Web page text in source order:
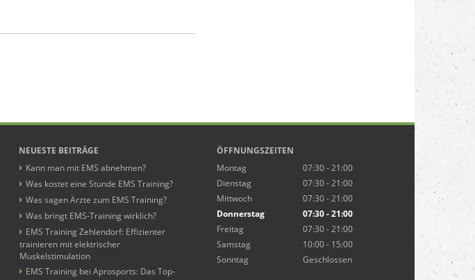
NEUESTE BEITRÄGE
Kann man mit EMS abnehmen?
Was kostet eine Stunde EMS Training?
Was sagen Ärzte zum EMS Training?
Was bringt EMS-Training wirklich?
EMS Training Zehlendorf: Effizienter
trainieren mit elektrischer
Muskelstimulation
EMS Training bei Aprosports: Das Top-
ÖFFNUNGSZEITEN
Montag
07:30 - 21:00
Dienstag
07:30 - 21:00
Mittwoch
07:30 - 21:00
Donnerstag
07:30 - 21:00
Freitag
07:30 - 21:00
Samstag
10:00 - 15:00
Sonntag
Geschlossen